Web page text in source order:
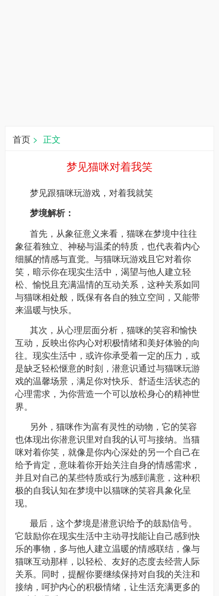
首页 > 正文
梦见猫咪对着我笑
梦见跟猫咪玩游戏，对着我就笑
梦境解析：
首先，从象征意义来看，猫咪在梦境中往往
象征着独立、神秘与温柔的特质，也代表着内心
细腻的情感与直觉。与猫咪玩游戏且它对着你
笑，暗示你在现实生活中，渴望与他人建立轻
松、愉悦且充满温情的互动关系，这种关系如同
与猫咪相处般，既保有各自的独立空间，又能带
来温暖与快乐。​
其次，从心理层面分析，猫咪的笑容和愉快
互动，反映出你内心对积极情绪和美好体验的向
往。现实生活中，或许你承受着一定的压力，或
是缺乏轻松惬意的时刻，潜意识通过与猫咪玩游
戏的温馨场景，满足你对快乐、舒适生活状态的
心理需求，为你营造一个可以放松身心的精神世
界。​
另外，猫咪作为富有灵性的动物，它的笑容
也体现出你潜意识里对自我的认可与接纳。当猫
咪对着你笑，就像是你内心深处的另一个自己在
给予肯定，意味着你开始关注自身的情感需求，
并且对自己的某些特质或行为感到满意，这种积
极的自我认知在梦境中以猫咪的笑容具象化呈
现。​
最后，这个梦境是潜意识给予的鼓励信号。
它鼓励你在现实生活中主动寻找能让自己感到快
乐的事物，多与他人建立温暖的情感联结，像与
猫咪互动那样，以轻松、友好的态度去经营人际
关系。同时，提醒你要继续保持对自我的关注和
接纳，呵护内心的积极情绪，让生活充满更多的